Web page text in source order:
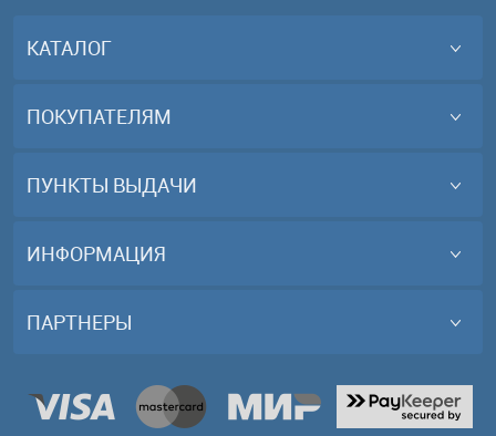
КАТАЛОГ
ПОКУПАТЕЛЯМ
ПУНКТЫ ВЫДАЧИ
ИНФОРМАЦИЯ
ПАРТНЕРЫ